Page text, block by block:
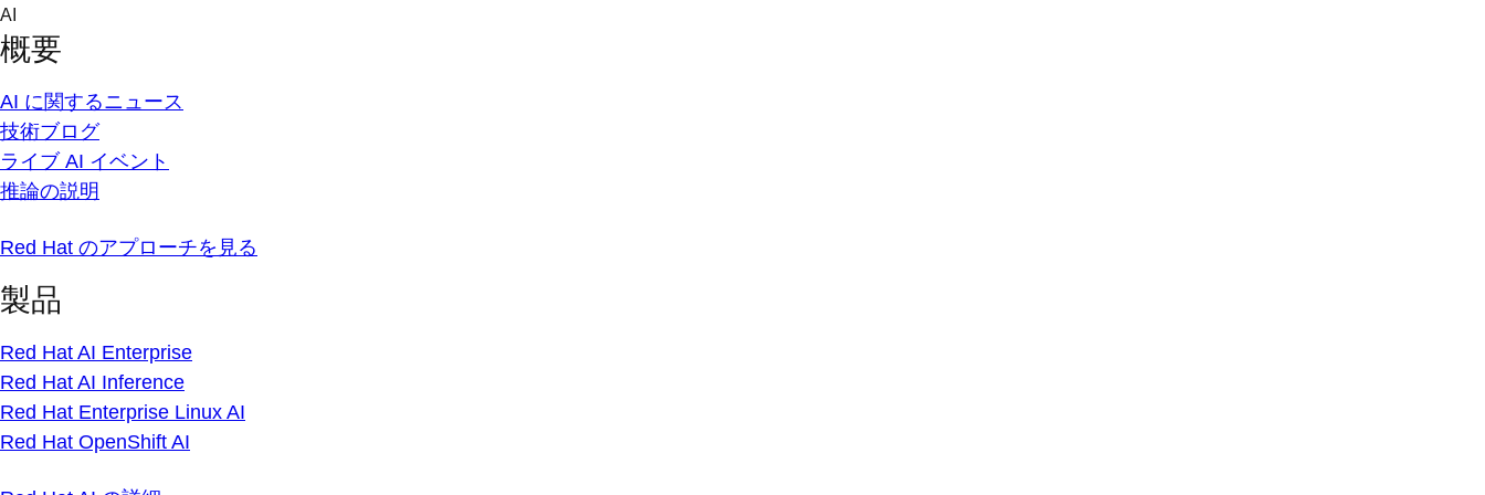
Skip
content
AI
概要
AI に関するニュース
技術ブログ
ライブ AI イベント
推論の説明
Red Hat のアプローチを見る
製品
Red Hat AI Enterprise
Red Hat AI Inference
Red Hat Enterprise Linux AI
Red Hat OpenShift AI